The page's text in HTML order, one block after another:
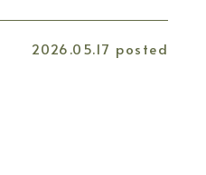
2026.05.17 posted